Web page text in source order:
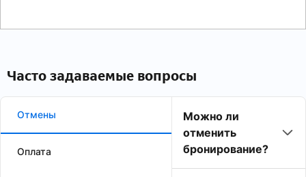
Часто задаваемые вопросы
Отмены
Оплата
Можно ли
отменить
бронирование?